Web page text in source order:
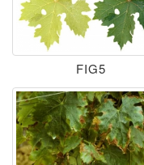
FIG5